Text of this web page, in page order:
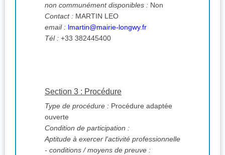
non communément disponibles : Non
Contact : MARTIN LEO
email : lmartin@mairie-longwy.fr
Tél : +33 382445400
Section 3 : Procédure
Type de procédure : Procédure adaptée
ouverte
Condition de participation :
Aptitude à exercer l'activité professionnelle
- conditions / moyens de preuve :